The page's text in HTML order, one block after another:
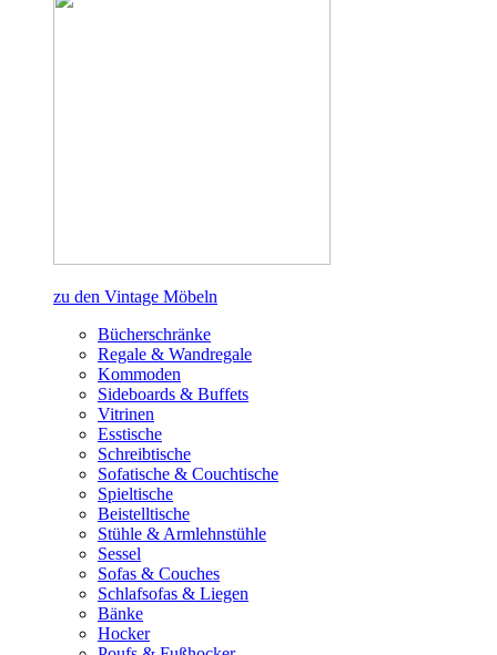
zu den Vintage Möbeln
Bücherschränke
Regale & Wandregale
Kommoden
Sideboards & Buffets
Vitrinen
Esstische
Schreibtische
Sofatische & Couchtische
Spieltische
Beistelltische
Stühle & Armlehnstühle
Sessel
Sofas & Couches
Schlafsofas & Liegen
Bänke
Hocker